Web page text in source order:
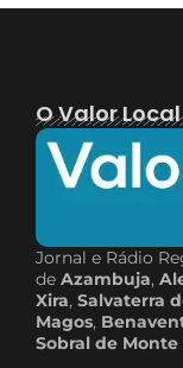
O Valor Local
Jornal e Rádio
de Azambuja,
Xira, Salvaterra
Magos,
Sobral de